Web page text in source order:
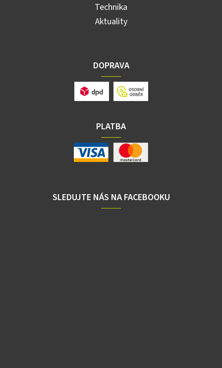
Technika
Aktuality
DOPRAVA
PLATBA
SLEDUJTE NÁS NA FACEBOOKU